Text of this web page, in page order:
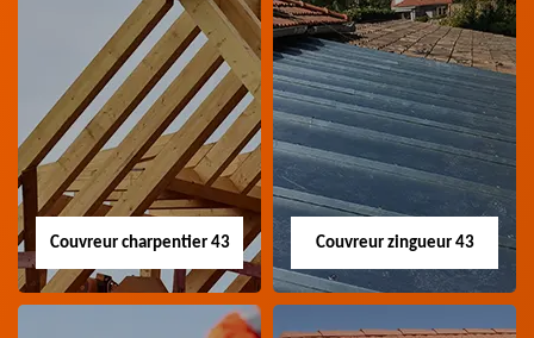
Couvreur charpentier 43 Couvreur zingueur 43